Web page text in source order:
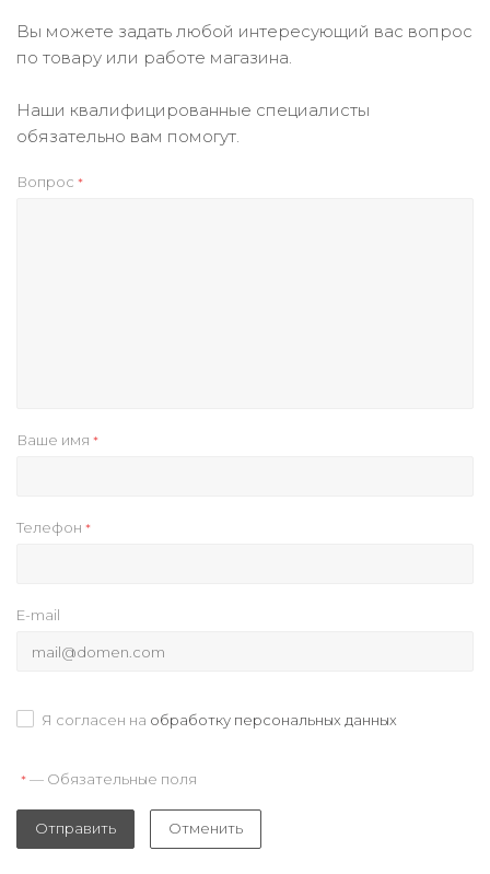
Вы можете задать любой интересующий вас вопрос
по товару или работе магазина.
Наши квалифицированные специалисты
обязательно вам помогут.
Вопрос *
Ваше имя *
Телефон *
E-mail
Я согласен на обработку персональных данных
* — Обязательные поля
Отправить Отменить